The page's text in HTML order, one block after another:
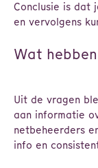
Conclusie is dat
en vervolgens
Wat
Uit de vragen
aan informatie
netbeheerders
info en